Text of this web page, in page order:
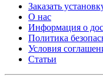
Заказать
О нас
Информация о
Политика
Условия
Статьи